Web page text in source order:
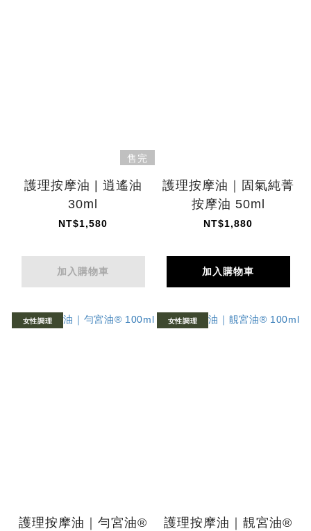
售完
護理按摩油 | 逍遙油
30ml
NT$1,580
加入購物車
護理按摩油｜固氣純菁
按摩油 50ml
NT$1,880
加入購物車
女性調理
護理按摩油｜勻宮油®
女性調理
護理按摩油｜靚宮油®